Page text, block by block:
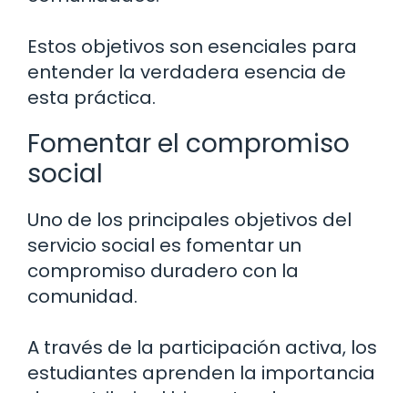
Estos objetivos son esenciales para
entender la verdadera esencia de
esta práctica.
Fomentar el compromiso
social
Uno de los principales objetivos del
servicio social es fomentar un
compromiso duradero con la
comunidad.
A través de la participación activa, los
estudiantes aprenden la importancia